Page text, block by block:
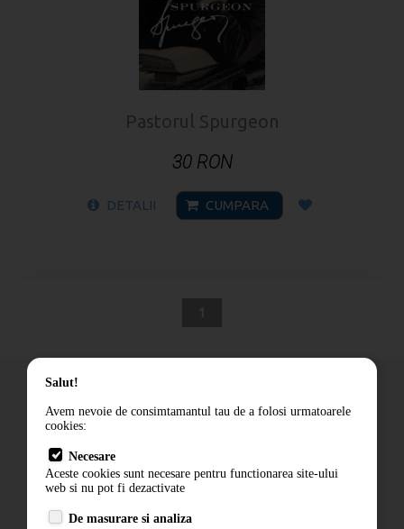
Pastorul Spurgeon
30 RON
DETALII CUMPARA
Cum comand
Livrare
Contact
Salut!
Avem nevoie de consimtamantul tau de a folosi urmatoarele
cookies:
Necesare
Aceste cookies sunt necesare pentru functionarea site-ului
web si nu pot fi dezactivate
De masurare si analiza